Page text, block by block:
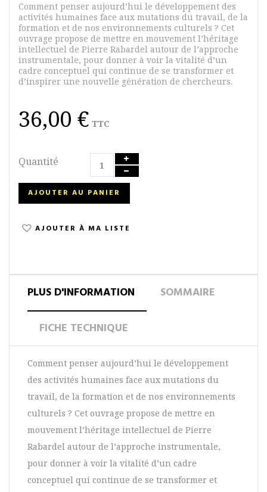
Comment penser aujourd’hui le développement des
activités humaines face aux mutations du travail, de la
formation et de nos environnements culturels ? Cet
ouvrage propose de mettre en mouvement l’héritage
intellectuel de Pierre Rabardel autour de l’approche
instrumentale, pour donner à voir la vitalité d’un
cadre conceptuel qui continue de se transformer et
d’inspirer une nouvelle génération de chercheurs.
36,00 € TTC
Quantité
AJOUTER AU PANIER
AJOUTER À MA LISTE
PLUS D'INFORMATION SOMMAIRE
FICHE TECHNIQUE
Comment penser aujourd’hui le développement
des activités humaines face aux mutations du
travail, de la formation et de nos environnements
culturels ? Cet ouvrage propose de mettre en
mouvement l’héritage intellectuel de Pierre
Rabardel autour de l’approche instrumentale,
pour donner à voir la vitalité d’un cadre
conceptuel qui continue de se transformer et